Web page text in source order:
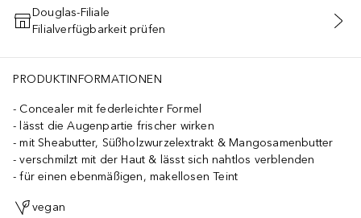
IN DEN WARENKORB
Douglas-Filiale
Filialverfügbarkeit prüfen
PRODUKTINFORMATIONEN
Concealer mit federleichter Formel
lässt die Augenpartie frischer wirken
mit Sheabutter, Süßholzwurzelextrakt & Mangosamenbutter
verschmilzt mit der Haut & lässt sich nahtlos verblenden
für einen ebenmäßigen, makellosen Teint
vegan